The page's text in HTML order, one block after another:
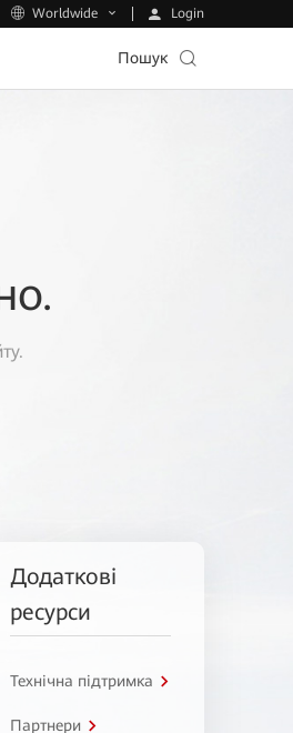
Worldwide Login
Пошук
Додаткові
ресурси
Технічна підтримка
Партнери